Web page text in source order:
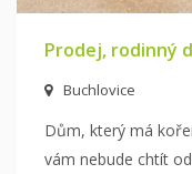
Prodej, rodinný
Buchlovice
Dům, který má
vám nebude chtít